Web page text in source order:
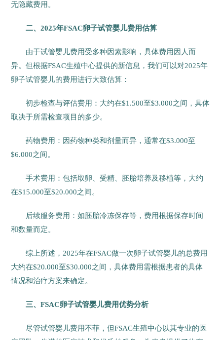
无隐藏费用。
二、2025年FSAC卵子试管婴儿费用估算
由于试管婴儿费用受多种因素影响，具体费用因人而
异。但根据FSAC生殖中心提供的新信息，我们可以对2025年
卵子试管婴儿的费用进行大致估算：
初步检查与评估费用：大约在$1.500至$3.000之间，具体
取决于所需检查项目的多少。
药物费用：因药物种类和剂量而异，通常在$3.000至
$6.000之间。
手术费用：包括取卵、受精、胚胎培养及移植等，大约
在$15.000至$20.000之间。
后续服务费用：如胚胎冷冻保存等，费用根据保存时间
和数量而定。
综上所述，2025年在FSAC做一次卵子试管婴儿的总费用
大约在$20.000至$30.000之间，具体费用需根据患者的具体
情况和治疗方案来确定。
三、FSAC卵子试管婴儿费用优势分析
尽管试管婴儿费用不菲，但FSAC生殖中心以其专业的医